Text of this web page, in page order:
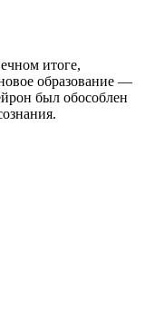
итоге,
образование —
был обособлен